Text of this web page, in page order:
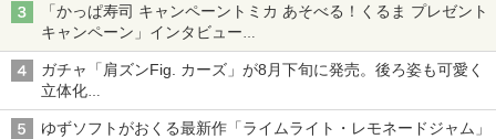
「かっぱ寿司 キャンペーントミカ あそべる！くるま プレゼント
キャンペーン」インタビュー
子どもが楽しめるかっぱ寿司ならではの体験とコラボの楽しさを
追求
ガチャ「肩ズンFig. カーズ」が8月下旬に発売。後ろ姿も可愛く
立体化
ライトニング・マックィーンやメーターなど4種がラインナップ
ゆずソフトがおくる最新作「ライムライト・レモネードジャム」